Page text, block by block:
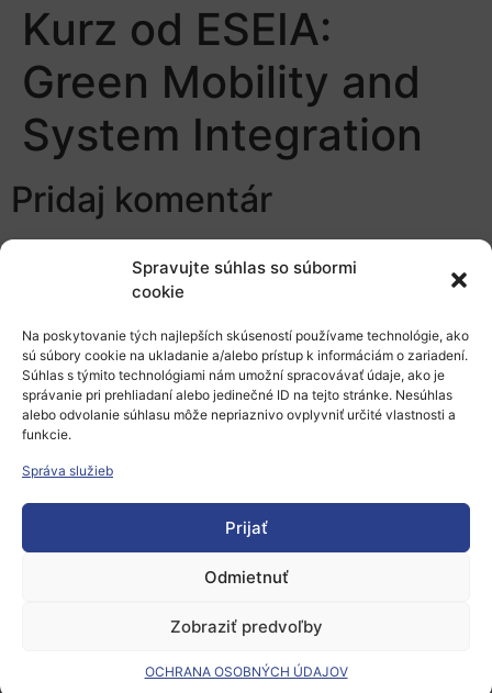
Spravujte súhlas so súbormi
cookie
Na poskytovanie tých najlepších skúseností používame technológie, ako
sú súbory cookie na ukladanie a/alebo prístup k informáciám o zariadení.
Súhlas s týmito technológiami nám umožní spracovávať údaje, ako je
správanie pri prehliadaní alebo jedinečné ID na tejto stránke. Nesúhlas
alebo odvolanie súhlasu môže nepriaznivo ovplyvniť určité vlastnosti a
funkcie.
Správa služieb
Prijať
Odmietnuť
Zobraziť predvoľby
OCHRANA OSOBNÝCH ÚDAJOV
Kurz od ESEIA:
Green Mobility and
System Integration
Pridaj komentár
Podporné schémy a služby
Grantové programy pre výskum
Odber noviniek